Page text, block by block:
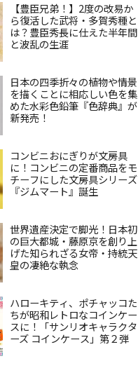
【豊臣兄弟！】2度の改易か
ら復活した武将・多賀秀種と
は？豊臣秀長に仕えた半年間
と波乱の生涯
日本の四季折々の植物や情景
を描くことに相応しい色を集
めた水彩色鉛筆『色辞典』が
新発売！
コンビニおにぎりが文房具
に！コンビニの定番商品をモ
チーフにした文房具シリーズ
『ジムマート』誕生
世界遺産決定で脚光！日本初
の巨大都城・藤原京を創り上
げた知られざる女帝・持統天
皇の凄絶な執念
ハローキティ、ポチャッコた
ちが昭和レトロなコインケー
スに！「サンリオキャラクタ
ーズ コインケース」第２弾